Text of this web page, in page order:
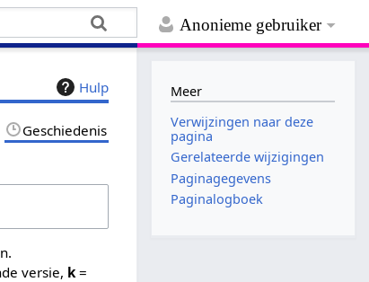
Anonieme gebruiker
Hulp
Geschiedenis
versie, k =
Meer
Verwijzingen naar deze
pagina
Gerelateerde wijzigingen
Paginagegevens
Paginalogboek